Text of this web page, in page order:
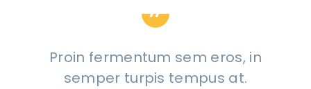
Proin fermentum sem eros, in
semper turpis tempus at.